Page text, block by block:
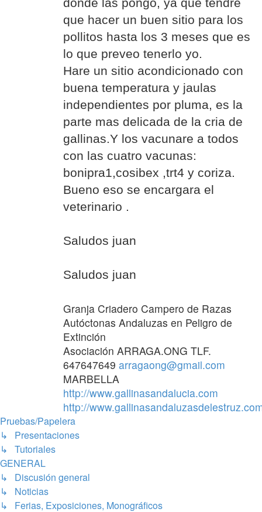
donde las pongo, ya que tendré
que hacer un buen sitio para los
pollitos hasta los 3 meses que es
lo que preveo tenerlo yo.
Hare un sitio acondicionado con
buena temperatura y jaulas
independientes por pluma, es la
parte mas delicada de la cria de
gallinas.Y los vacunare a todos
con las cuatro vacunas:
bonipra1,cosibex ,trt4 y coriza.
Bueno eso se encargara el
veterinario .
Saludos juan
Saludos juan
Granja Criadero Campero de Razas
Autóctonas Andaluzas en Peligro de
Extinción
Asociación ARRAGA.ONG TLF.
647647649 arragaong@gmail.com
MARBELLA
http://www.gallinasandalucia.com
http://
Pruebas/Papelera
↳ Presentaciones
↳ Tutoriales
GENERAL
↳ Discusión general
↳ Noticias
↳ Ferias, Exposiciones, Monográficos